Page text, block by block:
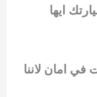
ايها
في امان لاننا